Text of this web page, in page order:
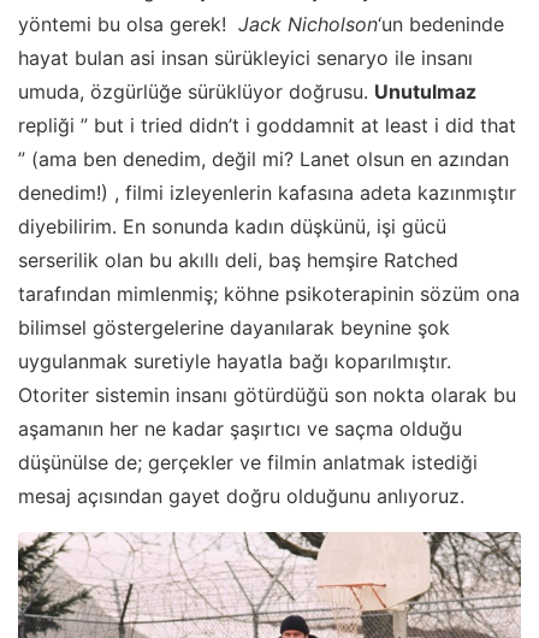
yöntemi bu olsa gerek! Jack Nicholson‘un bedeninde
hayat bulan asi insan sürükleyici senaryo ile insanı
umuda, özgürlüğe sürüklüyor doğrusu. Unutulmaz
repliği ” but i tried didn’t i goddamnit at least i did that
” (ama ben denedim, değil mi? Lanet olsun en azından
denedim!) , filmi izleyenlerin kafasına adeta kazınmıştır
diyebilirim. En sonunda kadın düşkünü, işi gücü
serserilik olan bu akıllı deli, baş hemşire Ratched
tarafından mimlenmiş; köhne psikoterapinin sözüm ona
bilimsel göstergelerine dayanılarak beynine şok
uygulanmak suretiyle hayatla bağı koparılmıştır.
Otoriter sistemin insanı götürdüğü son nokta olarak bu
aşamanın her ne kadar şaşırtıcı ve saçma olduğu
düşünülse de; gerçekler ve filmin anlatmak istediği
mesaj açısından gayet doğru olduğunu anlıyoruz.